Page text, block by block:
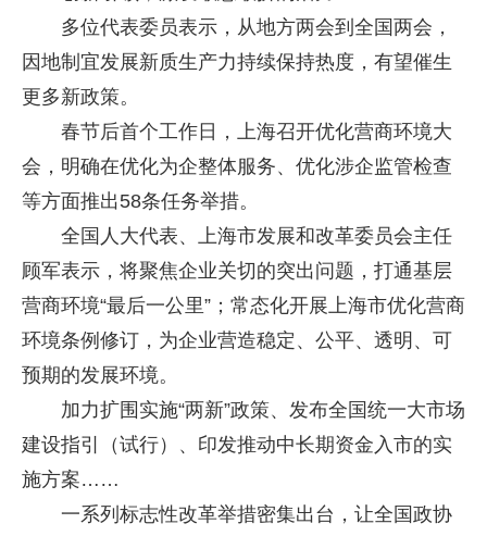
多位代表委员表示，从地方两会到全国两会，
因地制宜发展新质生产力持续保持热度，有望催生
更多新政策。
春节后首个工作日，上海召开优化营商环境大
会，明确在优化为企整体服务、优化涉企监管检查
等方面推出58条任务举措。
全国人大代表、上海市发展和改革委员会主任
顾军表示，将聚焦企业关切的突出问题，打通基层
营商环境“最后一公里”；常态化开展上海市优化营商
环境条例修订，为企业营造稳定、公平、透明、可
预期的发展环境。
加力扩围实施“两新”政策、发布全国统一大市场
建设指引（试行）、印发推动中长期资金入市的实
施方案……
一系列标志性改革举措密集出台，让全国政协